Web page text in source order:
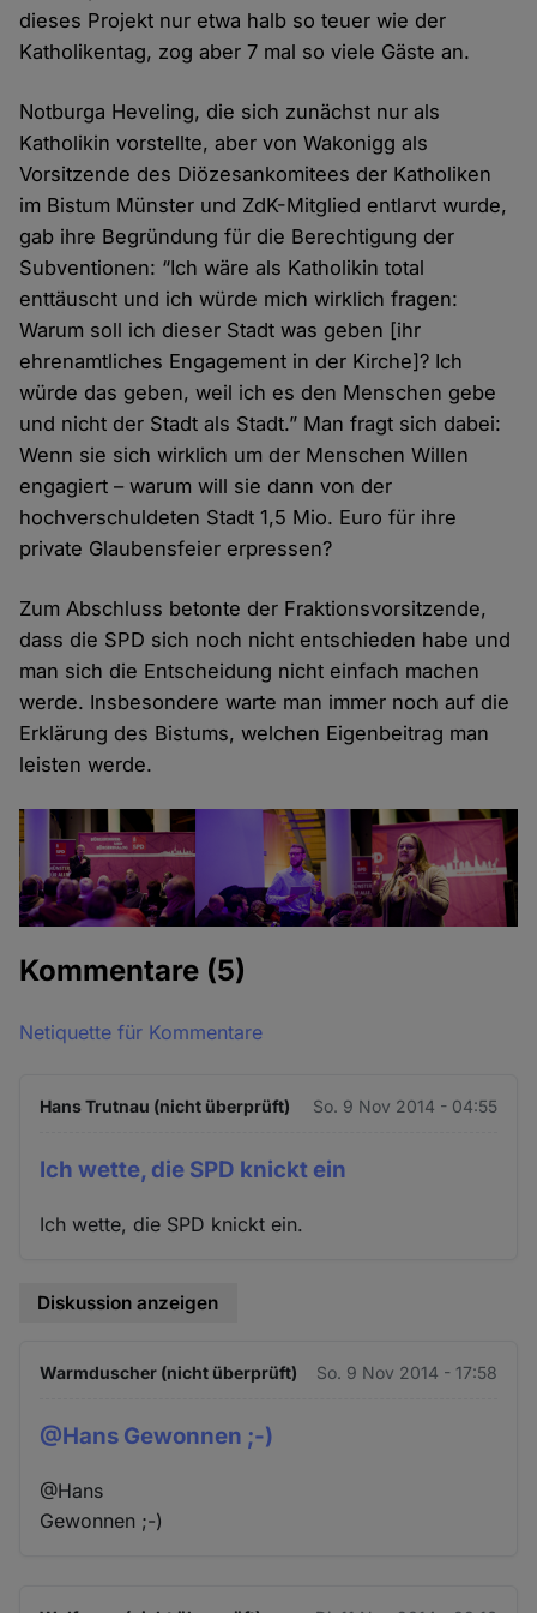
dieses Projekt nur etwa halb so teuer wie der
Katholikentag, zog aber 7 mal so viele Gäste an.
Notburga Heveling, die sich zunächst nur als
Katholikin vorstellte, aber von Wakonigg als
Vorsitzende des Diözesankomitees der Katholiken
im Bistum Münster und ZdK-Mitglied entlarvt wurde,
gab ihre Begründung für die Berechtigung der
Subventionen: “Ich wäre als Katholikin total
enttäuscht und ich würde mich wirklich fragen:
Warum soll ich dieser Stadt was geben [ihr
ehrenamtliches Engagement in der Kirche]? Ich
würde das geben, weil ich es den Menschen gebe
und nicht der Stadt als Stadt.” Man fragt sich dabei:
Wenn sie sich wirklich um der Menschen Willen
engagiert – warum will sie dann von der
hochverschuldeten Stadt 1,5 Mio. Euro für ihre
private Glaubensfeier erpressen?
Zum Abschluss betonte der Fraktionsvorsitzende,
dass die SPD sich noch nicht entschieden habe und
man sich die Entscheidung nicht einfach machen
werde. Insbesondere warte man immer noch auf die
Erklärung des Bistums, welchen Eigenbeitrag man
leisten werde.
Kommentare (5)
Netiquette für Kommentare
Hans Trutnau (nicht überprüft) So. 9 Nov 2014 - 04:55
Ich wette, die SPD knickt ein
Ich wette, die SPD knickt ein.
Diskussion anzeigen
Warmduscher (nicht überprüft) So. 9 Nov 2014 - 17:58
@Hans Gewonnen ;-)
@Hans
Gewonnen ;-)
Cookies